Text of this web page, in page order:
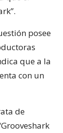
posee
que a la
con un
de